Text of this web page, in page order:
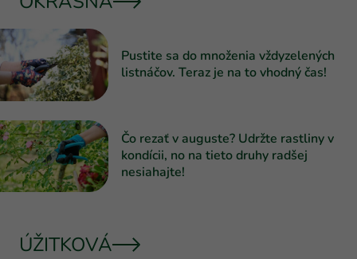
Pustite sa do množenia vždyzelených
listnáčov. Teraz je na to vhodný čas!
Čo rezať v auguste? Udržte rastliny v
kondícii, no na tieto druhy radšej
nesiahajte!
ÚŽITKOVÁ